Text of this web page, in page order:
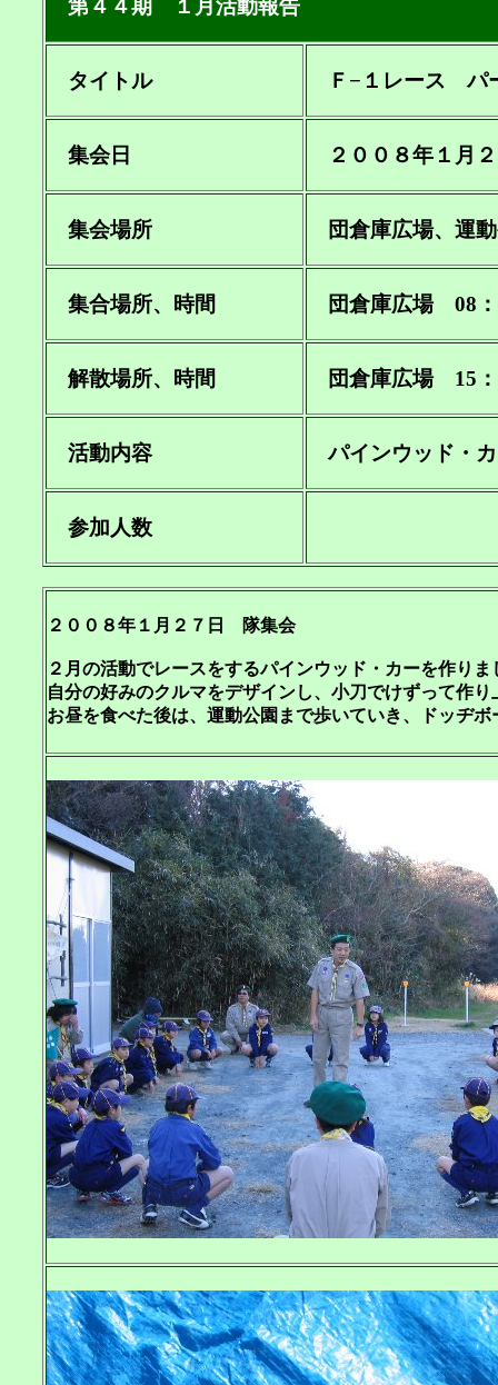
第４４期 １月活動報告
タイトル Ｆ−１レース パ
集会日 ２００８年１月
集会場所 団倉庫広場、運
集合場所、時間 団倉庫広場 08
解散場所、時間 団倉庫広場 15
活動内容 パインウッド・
参加人数
２００８年１月２７日 隊集会
２月の活動でレースをするパインウッド・カーを作り
自分の好みのクルマをデザインし、小刀でけずって作
お昼を食べた後は、運動公園まで歩いていき、ドッヂ